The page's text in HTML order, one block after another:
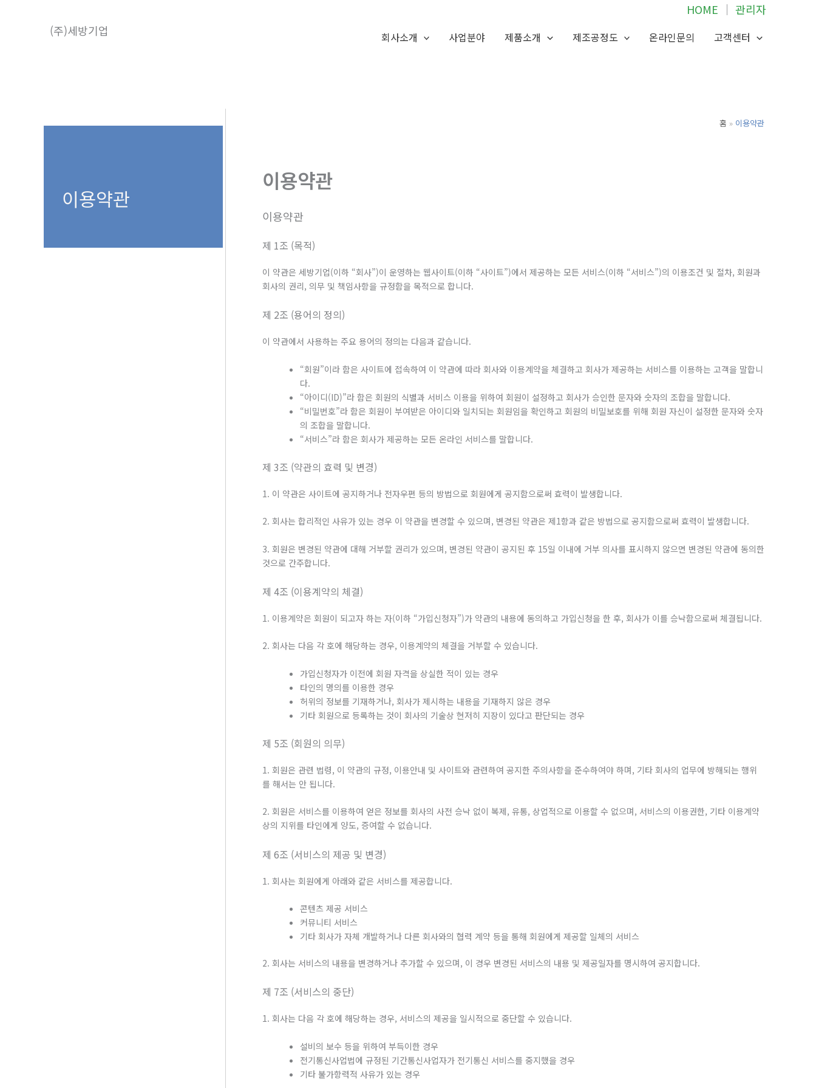
HOME │ 관리자
(주)세방기업
회사소개 사업분야 제품소개 제조공정도 온라인문의 고객센터
이용약관
홈 이용약관
이용약관
이용약관
제 1조 (목적)
이 약관은 세방기업(이하 “회사”)이 운영하는 웹사이트(이하 “사이트”)에서 제공하는 모든 서비스(이하 “서비스”)의 이용조건 및 절차, 회원과
회사의 권리, 의무 및 책임사항을 규정함을 목적으로 합니다.
제 2조 (용어의 정의)
이 약관에서 사용하는 주요 용어의 정의는 다음과 같습니다.
“회원”이라 함은 사이트에 접속하여 이 약관에 따라 회사와 이용계약을 체결하고 회사가 제공하는 서비스를 이용하는 고객을 말합니
다.
“아이디(ID)”라 함은 회원의 식별과 서비스 이용을 위하여 회원이 설정하고 회사가 승인한 문자와 숫자의 조합을 말합니다.
“비밀번호”라 함은 회원이 부여받은 아이디와 일치되는 회원임을 확인하고 회원의 비밀보호를 위해 회원 자신이 설정한 문자와 숫자
의 조합을 말합니다.
“서비스”라 함은 회사가 제공하는 모든 온라인 서비스를 말합니다.
제 3조 (약관의 효력 및 변경)
1. 이 약관은 사이트에 공지하거나 전자우편 등의 방법으로 회원에게 공지함으로써 효력이 발생합니다.
2. 회사는 합리적인 사유가 있는 경우 이 약관을 변경할 수 있으며, 변경된 약관은 제1항과 같은 방법으로 공지함으로써 효력이 발생합니다.
3. 회원은 변경된 약관에 대해 거부할 권리가 있으며, 변경된 약관이 공지된 후 15일 이내에 거부 의사를 표시하지 않으면 변경된 약관에 동의한
것으로 간주합니다.
제 4조 (이용계약의 체결)
1. 이용계약은 회원이 되고자 하는 자(이하 “가입신청자”)가 약관의 내용에 동의하고 가입신청을 한 후, 회사가 이를 승낙함으로써 체결됩니다.
2. 회사는 다음 각 호에 해당하는 경우, 이용계약의 체결을 거부할 수 있습니다.
가입신청자가 이전에 회원 자격을 상실한 적이 있는 경우
타인의 명의를 이용한 경우
허위의 정보를 기재하거나, 회사가 제시하는 내용을 기재하지 않은 경우
기타 회원으로 등록하는 것이 회사의 기술상 현저히 지장이 있다고 판단되는 경우
제 5조 (회원의 의무)
1. 회원은 관련 법령, 이 약관의 규정, 이용안내 및 사이트와 관련하여 공지한 주의사항을 준수하여야 하며, 기타 회사의 업무에 방해되는 행위
를 해서는 안 됩니다.
2. 회원은 서비스를 이용하여 얻은 정보를 회사의 사전 승낙 없이 복제, 유통, 상업적으로 이용할 수 없으며, 서비스의 이용권한, 기타 이용계약
상의 지위를 타인에게 양도, 증여할 수 없습니다.
제 6조 (서비스의 제공 및 변경)
1. 회사는 회원에게 아래와 같은 서비스를 제공합니다.
콘텐츠 제공 서비스
커뮤니티 서비스
기타 회사가 자체 개발하거나 다른 회사와의 협력 계약 등을 통해 회원에게 제공할 일체의 서비스
2. 회사는 서비스의 내용을 변경하거나 추가할 수 있으며, 이 경우 변경된 서비스의 내용 및 제공일자를 명시하여 공지합니다.
제 7조 (서비스의 중단)
1. 회사는 다음 각 호에 해당하는 경우, 서비스의 제공을 일시적으로 중단할 수 있습니다.
설비의 보수 등을 위하여 부득이한 경우
전기통신사업법에 규정된 기간통신사업자가 전기통신 서비스를 중지했을 경우
기타 불가항력적 사유가 있는 경우